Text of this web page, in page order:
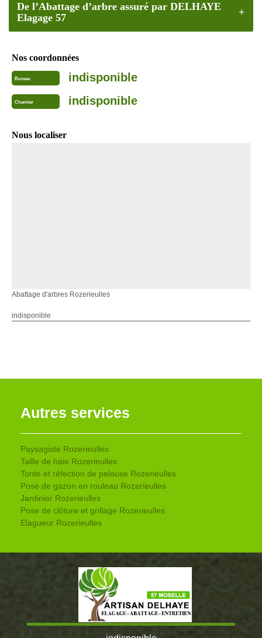
De l’Abattage d’arbre assuré par DELHAYE
Elagage 57
Nos coordonnées
Bureau indisponible
Chantier indisponible
Nous localiser
Abattage d'arbres Rozerieulles
indisponible
Autres services
Paysagiste Rozerieulles
Taille de haie Rozerieulles
Tonte et réfection de pelouse Rozerieulles
Pose de gazon en rouleau Rozerieulles
Jardinier Rozerieulles
Pose de clôture et grillage Rozerieulles
Elagueur Rozerieulles